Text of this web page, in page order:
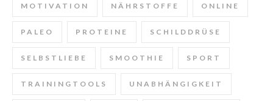
MOTIVATION NÄHRSTOFFE ONLINE
PALEO PROTEINE SCHILDDRÜSE
SELBSTLIEBE SMOOTHIE SPORT
TRAININGTOOLS UNABHÄNGIGKEIT